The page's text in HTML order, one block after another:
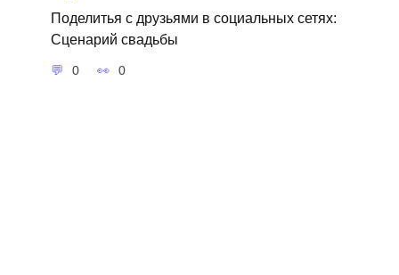
Поделитья с друзьями в социальных сетях:
Сценарий свадьбы
0 0